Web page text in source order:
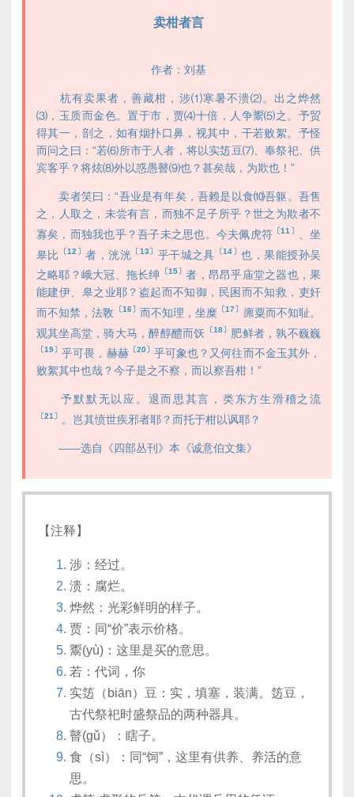
卖柑者言
作者：刘基
杭有卖果者，善藏柑，涉⑴寒暑不溃⑵。出之烨然
⑶，玉质而金色。置于市，贾⑷十倍，人争鬻⑸之。予贸
得其一，剖之，如有烟扑口鼻，视其中，干若败絮。予怪
而问之曰：“若⑹所市于人者，将以实笾豆⑺、奉祭祀、供
宾客乎？将炫⑻外以惑愚瞽⑼也？甚矣哉，为欺也！”
卖者笑曰：“吾业是有年矣，吾赖是以食⑽吾躯。吾售
之，人取之，未尝有言，而独不足子所乎？世之为欺者不
寡矣，而独我也乎？吾子未之思也。今夫佩虎符 〔11〕
、坐
皋比
〔12〕 者，洸洸 〔13〕 乎干城之具 〔14〕 也，果能授孙吴
之略耶？峨大冠、拖长绅
〔15〕 者，昂昂乎庙堂之器也，果
能建伊、皋之业耶？盗起而不知御，民困而不知救，吏奸
而不知禁，法斁
〔16〕 而不知理，坐糜 〔17〕
廪粟而不知耻。
观其坐高堂，骑大马，醉醇醴而饫 〔18〕 肥鲜者，孰不巍巍
〔19〕 乎可畏，赫赫〔20〕 乎可象也？又何往而不金玉其外，
败絮其中也哉？今子是之不察，而以察吾柑！”
予默默无以应。退而思其言，类东方生滑稽之流
〔21〕 。岂其愤世疾邪者耶？而托于柑以讽耶？
——选自《四部丛刊》本《诚意伯文集》
【注释】
涉：经过。
溃：腐烂。
烨然：光彩鲜明的样子。
贾：同“价”表示价格。
鬻(yù)：这里是买的意思。
若：代词，你
实笾（biān）豆：实，填塞，装满。笾豆，
古代祭祀时盛祭品的两种器具。
瞽(gǔ）：瞎子。
食（sì）：同“饲”，这里有供养、养活的意
思。